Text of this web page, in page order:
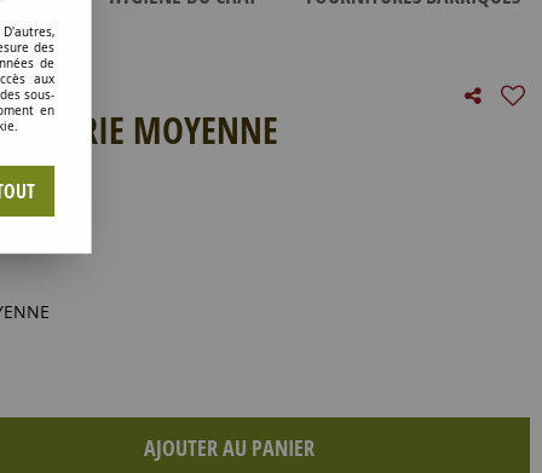
SERIE MOYENNE
AJOUTER AU PANIER
des
de
aux
sous-
en